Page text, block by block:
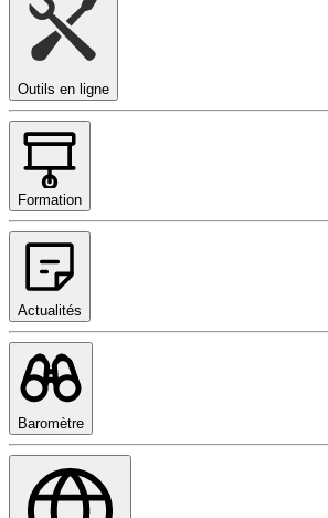
Outils en ligne
Formation
Actualités
Baromètre